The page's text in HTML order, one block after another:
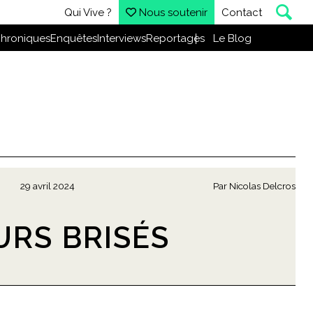
Qui Vive ? Nous soutenir Contact
EnquêtesInterviewsReportages Le Blog
29 avril 2024 Par Nicolas Delcros
BRISÉS